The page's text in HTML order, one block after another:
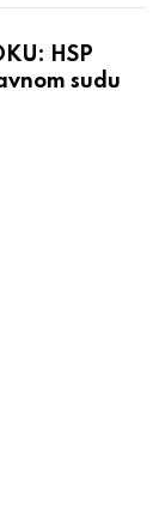
HSP
sudu